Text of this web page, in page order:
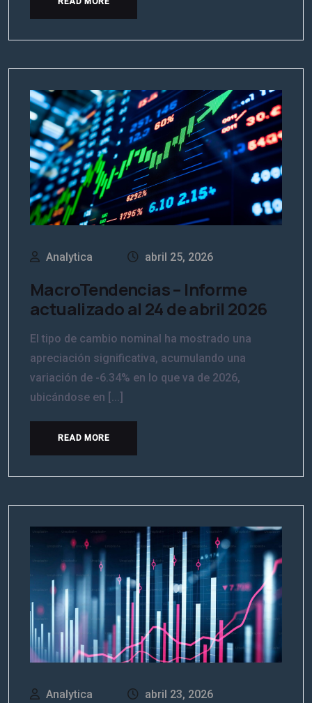
Analytica abril 25, 2026
MacroTendencias – Informe
actualizado al 24 de abril 2026
El tipo de cambio nominal ha mostrado una
apreciación significativa, acumulando una
variación de -6.34% en lo que va de 2026,
ubicándose en [...]
READ MORE
Analytica abril 23, 2026